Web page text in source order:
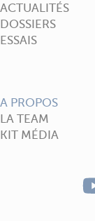
ACTUALITÉS
DOSSIERS
ESSAIS
A PROPOS
LA TEAM
KIT MÉDIA